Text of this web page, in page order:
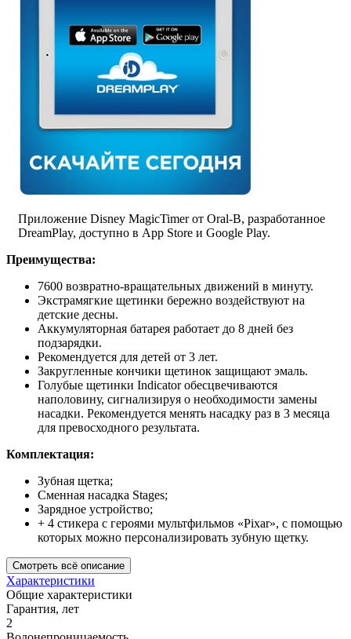
Приложение Disney MagicTimer от Oral-B, разработанное
DreamPlay, доступно в App Store и Google Play.
Преимущества:
7600 возвратно-вращательных движений в минуту.
Экстрамягкие щетинки бережно воздействуют на
детские десны.
Аккумуляторная батарея работает до 8 дней без
подзарядки.
Рекомендуется для детей от 3 лет.
Закругленные кончики щетинок защищают эмаль.
Голубые щетинки Indicator обесцвечиваются
наполовину, сигнализируя о необходимости замены
насадки. Рекомендуется менять насадку раз в 3 месяца
для превосходного результата.
Комплектация:
Зубная щетка;
Сменная насадка Stages;
Зарядное устройство;
+ 4 стикера с героями мультфильмов «Pixar», с помощью
которых можно персонализировать зубную щетку.
Смотреть всё описание
Характеристики
Общие характеристики
Гарантия, лет
2